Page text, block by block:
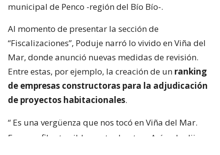
municipal de Penco -región del Bío Bío-.
Al momento de presentar la sección de
“Fiscalizaciones”, Poduje narró lo vivido en Viña del
Mar, donde anunció nuevas medidas de revisión.
Entre estas, por ejemplo, la creación de un ranking
de empresas constructoras para la adjudicación
de proyectos habitacionales.
“ Es una vergüenza que nos tocó en Viña del Mar.
Eran perfiles terriblemente chantas
. Así yo lo dije.